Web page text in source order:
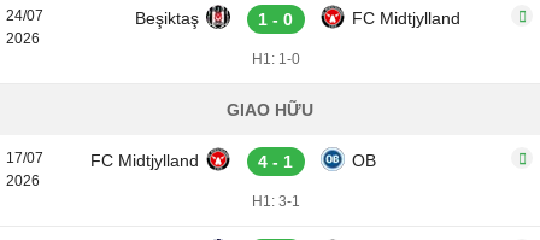
24/07
2026
Beşiktaş 1 - 0 FC Midtjylland
H1: 1-0
GIAO HỮU
17/07
2026
FC Midtjylland 4 - 1 OB
H1: 3-1